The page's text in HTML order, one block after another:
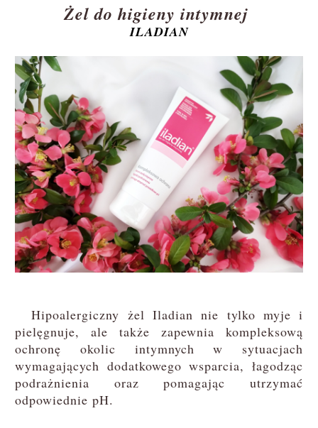
Żel do higieny intymnej
ILADIAN
Hipoalergiczny żel Iladian nie tylko myje i
pielęgnuje, ale także zapewnia kompleksową
ochronę okolic intymnych w sytuacjach
wymagających dodatkowego wsparcia, łagodząc
podrażnienia oraz pomagając utrzymać
odpowiednie pH.